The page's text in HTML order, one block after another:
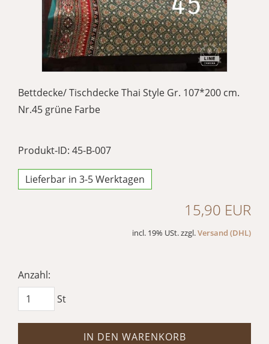
Bettdecke/ Tischdecke Thai Style Gr. 107*200 cm.
Nr.45 grüne Farbe
Produkt-ID: 45-B-007
Lieferbar in 3-5 Werktagen
15,90 EUR
incl. 19% USt. zzgl.Versand (DHL)
Anzahl:
St
IN DEN WARENKORB